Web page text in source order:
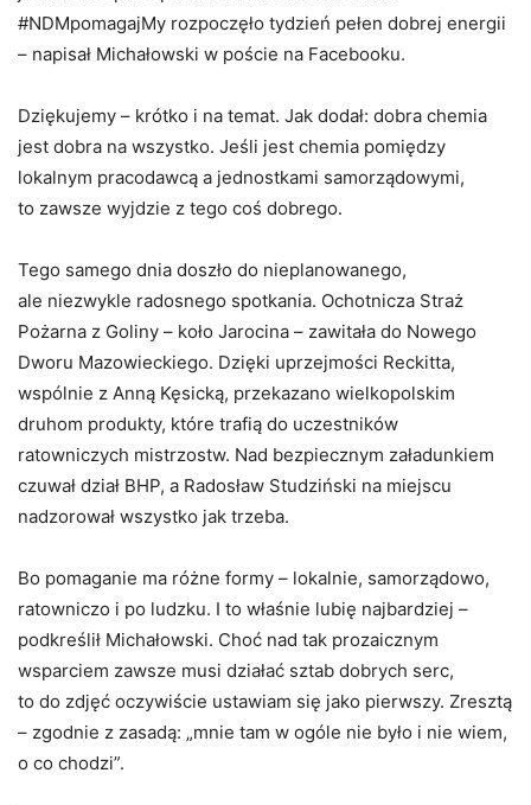
#NDMpomagajMy rozpoczęło tydzień pełen dobrej energii
– napisał Michałowski w poście na Facebooku.
Dziękujemy – krótko i na temat. Jak dodał: dobra chemia
jest dobra na wszystko. Jeśli jest chemia pomiędzy
lokalnym pracodawcą a jednostkami samorządowymi,
to zawsze wyjdzie z tego coś dobrego.
Tego samego dnia doszło do nieplanowanego,
ale niezwykle radosnego spotkania. Ochotnicza Straż
Pożarna z Goliny – koło Jarocina – zawitała do Nowego
Dworu Mazowieckiego. Dzięki uprzejmości Reckitta,
wspólnie z Anną Kęsicką, przekazano wielkopolskim
druhom produkty, które trafią do uczestników
ratowniczych mistrzostw. Nad bezpiecznym załadunkiem
czuwał dział BHP, a Radosław Studziński na miejscu
nadzorował wszystko jak trzeba.
Bo pomaganie ma różne formy – lokalnie, samorządowo,
ratowniczo i po ludzku. I to właśnie lubię najbardziej –
podkreślił Michałowski. Choć nad tak prozaicznym
wsparciem zawsze musi działać sztab dobrych serc,
to do zdjęć oczywiście ustawiam się jako pierwszy. Zresztą
– zgodnie z zasadą: „mnie tam w ogóle nie było i nie wiem,
o co chodzi”.